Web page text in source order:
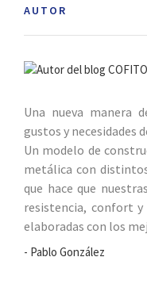
AUTOR
Una nueva manera
gustos y necesidades
Un modelo de
metálica con
que hace que
resistencia, confort
elaboradas con los
- Pablo González